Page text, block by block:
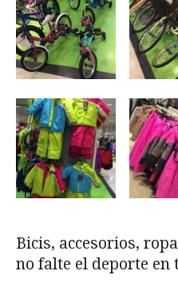
Bicis, accesorios,
no falte el deporte en